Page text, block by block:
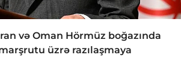
və Oman Hörmüz boğazında
üzrə razılaşmaya